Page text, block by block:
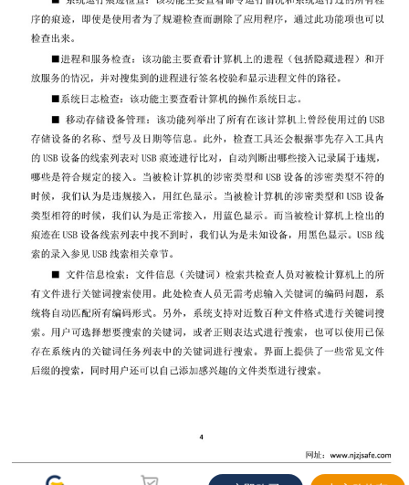
当前优惠
下单立享
使用如下优惠，预计当前券后价 18000.00
关闭